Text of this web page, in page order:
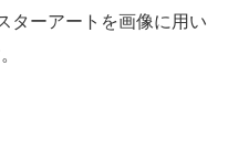
ターアートを画像に用い